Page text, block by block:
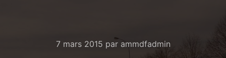
7 mars 2015 par ammdfadmin